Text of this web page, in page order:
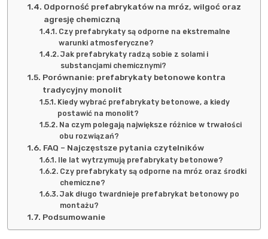
Odporność prefabrykatów na mróz, wilgoć oraz
agresję chemiczną
Czy prefabrykaty są odporne na ekstremalne
warunki atmosferyczne?
Jak prefabrykaty radzą sobie z solami i
substancjami chemicznymi?
Porównanie: prefabrykaty betonowe kontra
tradycyjny monolit
Kiedy wybrać prefabrykaty betonowe, a kiedy
postawić na monolit?
Na czym polegają największe różnice w trwałości
obu rozwiązań?
FAQ – Najczęstsze pytania czytelników
Ile lat wytrzymują prefabrykaty betonowe?
Czy prefabrykaty są odporne na mróz oraz środki
chemiczne?
Jak długo twardnieje prefabrykat betonowy po
montażu?
Podsumowanie